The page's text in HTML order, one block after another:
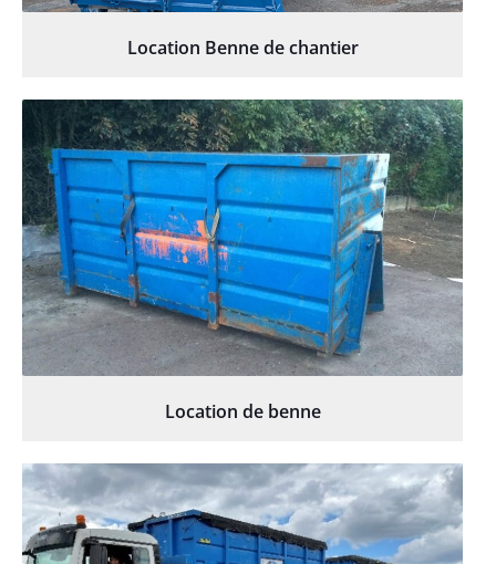
Location Benne de chantier
Location de benne